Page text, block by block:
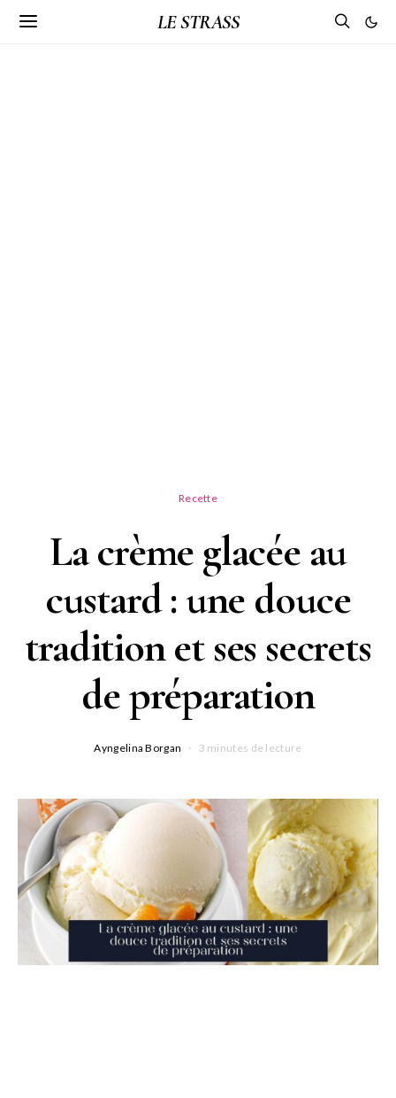
LE STRASS
Recette
La crème glacée au
custard : une douce
tradition et ses secrets
de préparation
Ayngelina Borgan 3 minutes de lecture